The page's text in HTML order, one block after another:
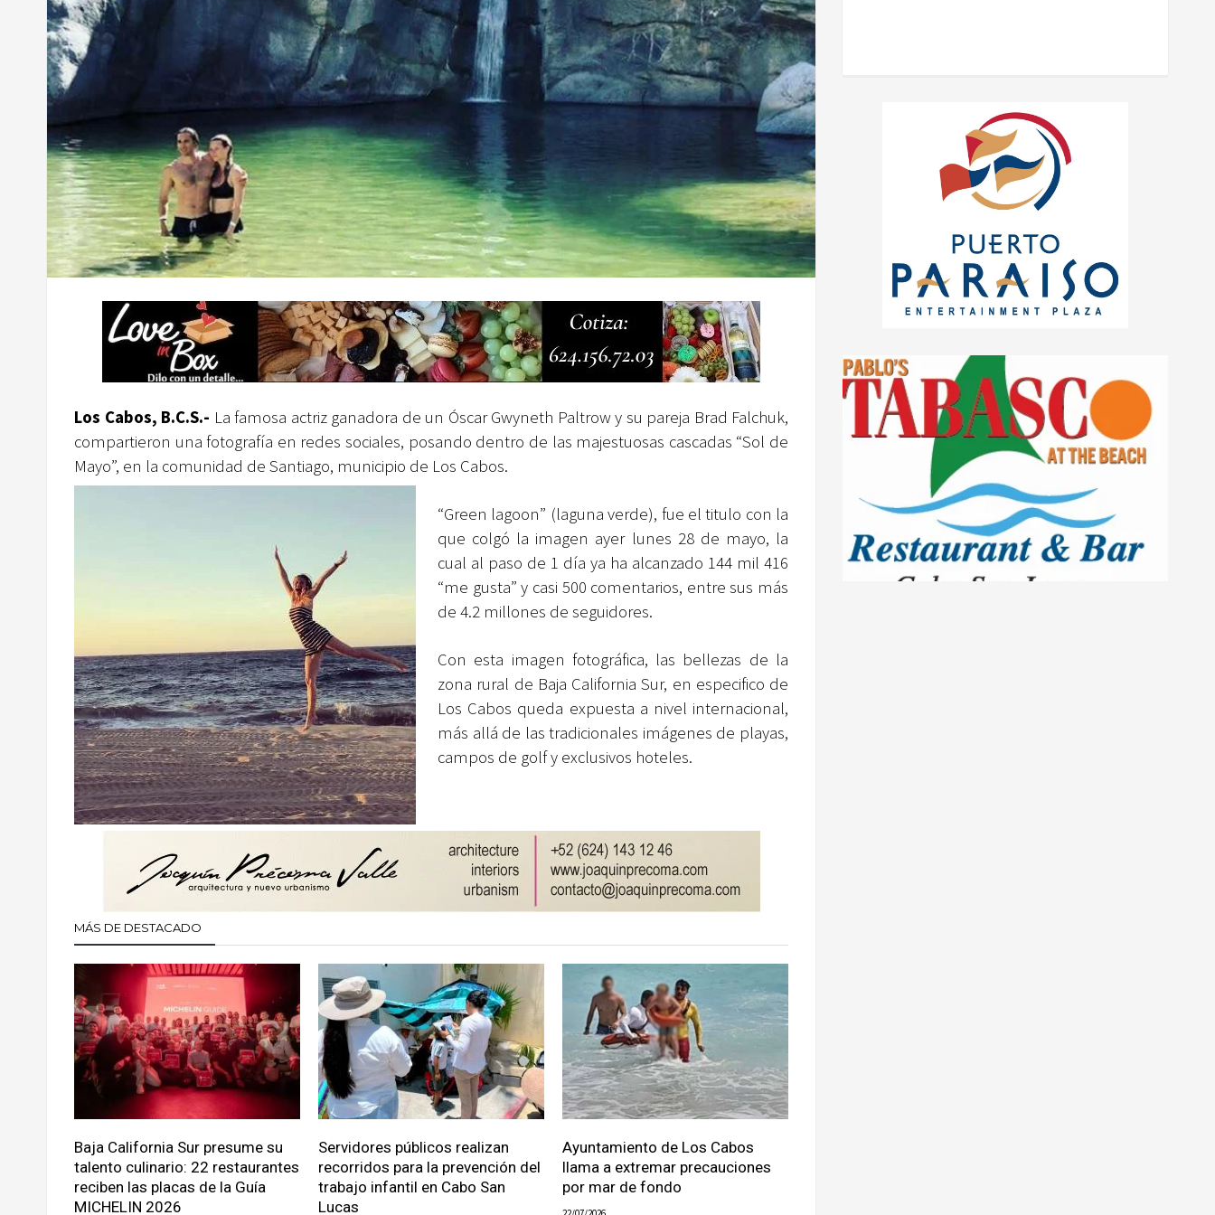
Los Cabos, B.C.S.- La famosa actriz ganadora de un Óscar Gwyneth Paltrow y su pareja Brad Falchuk,
compartieron una fotografía en redes sociales, posando dentro de las majestuosas cascadas “Sol de
Mayo”, en la comunidad de Santiago, municipio de Los Cabos.
“Green lagoon” (laguna verde), fue el titulo con la
que colgó la imagen ayer lunes 28 de mayo, la
cual al paso de 1 día ya ha alcanzado 144 mil 416
“me gusta” y casi 500 comentarios, entre sus más
de 4.2 millones de seguidores.
Con esta imagen fotográfica, las bellezas de la
zona rural de Baja California Sur, en especifico de
Los Cabos queda expuesta a nivel internacional,
más allá de las tradicionales imágenes de playas,
campos de golf y exclusivos hoteles.
MÁS DE DESTACADO
Baja California Sur presume su
talento culinario: 22 restaurantes
reciben las placas de la Guía
MICHELIN 2026
Servidores públicos realizan
recorridos para la prevención del
trabajo infantil en Cabo San
Lucas
Ayuntamiento de Los Cabos
llama a extremar precauciones
por mar de fondo